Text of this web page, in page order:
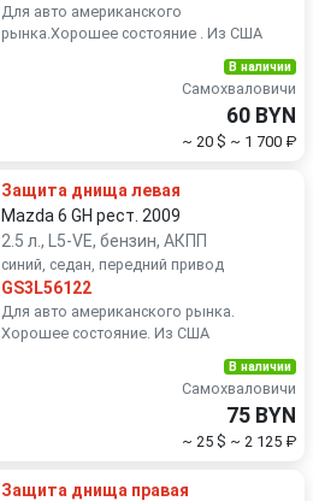
Для авто американского
рынка.Хорошее состояние . Из США
В наличии
Самохваловичи
60 BYN
~ 20 $ ~ 1 700 ₽
Защита днища левая
Mazda 6 GH рест. 2009
2.5 л., L5-VE, бензин, АКПП
синий, седан, передний привод
GS3L56122
Для авто американского рынка.
Хорошее состояние. Из США
В наличии
Самохваловичи
75 BYN
~ 25 $ ~ 2 125 ₽
Защита днища правая